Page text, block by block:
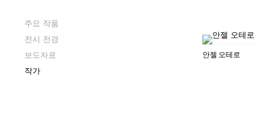
주요 작품
전시 전경
보도자료
작가
안젤 오테로